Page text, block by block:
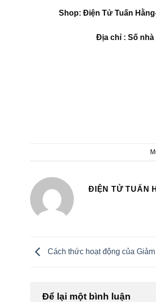
Shop: Điện Tử Tuấn
Địa chỉ : Số
ĐIỆN TỬ TUẤN
Cách thức hoạt động của
Để lại một bình luận